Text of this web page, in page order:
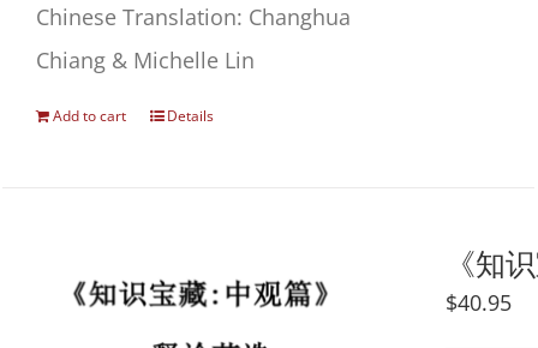
Chinese Translation: Changhua
Chiang & Michelle Lin
Add to cart Details
《知
$40.95